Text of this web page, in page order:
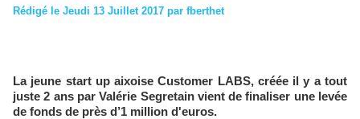
Rédigé le Jeudi 13 Juillet 2017 par fberthet
La jeune start up aixoise Customer LABS, créée il y a tout
juste 2 ans par Valérie Segretain vient de finaliser une levée
de fonds de près d’1 million d'euros.